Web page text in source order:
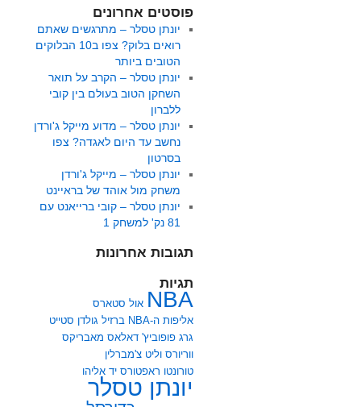
פוסטים אחרונים
יונתן טסלר – מתרגשים שאתם
רואים בלוק? צפו ב10 הבלוקים
הטובים ביותר
יונתן טסלר – הקרב על תואר
השחקן הטוב בעולם בין קובי
ללברון
יונתן טסלר – מדוע מייקל ג'ורדן
נחשב עד היום לאגדה? צפו
בסרטון
יונתן טסלר – מייקל ג'ורדן
משחק מול אוהד של בראיינט
יונתן טסלר – קובי ברייאנט עם
81 נק' למשחק 1
תגובות אחרונות
תגיות
NBA אול סטארס
אליפות ה-NBA
ברזיל גולדן סטייט
גרג פופוביץ' דאלאס מאבריקס
ווריורס וליט צ'מברלין
טורונטו ראפטורס יד אליהו
יונתן טסלר